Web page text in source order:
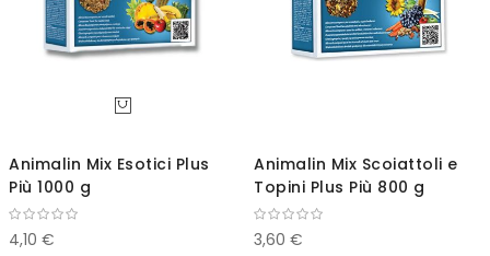
Animalin Mix Esotici Plus
Più 1000 g
4,10 €
Animalin Mix Scoiattoli e
Topini Plus Più 800 g
3,60 €